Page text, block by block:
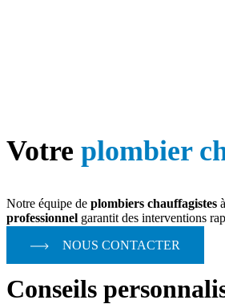
Votre plombier
Notre équipe de plombiers chauffagistes
professionnel garantit des interventions
NOUS CONTACTER
Conseils